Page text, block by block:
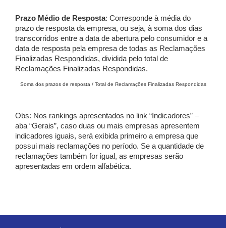
Prazo Médio de Resposta: Corresponde à média do
prazo de resposta da empresa, ou seja, à soma dos dias
transcorridos entre a data de abertura pelo consumidor e a
data de resposta pela empresa de todas as Reclamações
Finalizadas Respondidas, dividida pelo total de
Reclamações Finalizadas Respondidas.
Soma dos prazos de resposta / Total de Reclamações Finalizadas Respondidas
Obs: Nos rankings apresentados no link “Indicadores” –
aba “Gerais”, caso duas ou mais empresas apresentem
indicadores iguais, será exibida primeiro a empresa que
possui mais reclamações no período. Se a quantidade de
reclamações também for igual, as empresas serão
apresentadas em ordem alfabética.